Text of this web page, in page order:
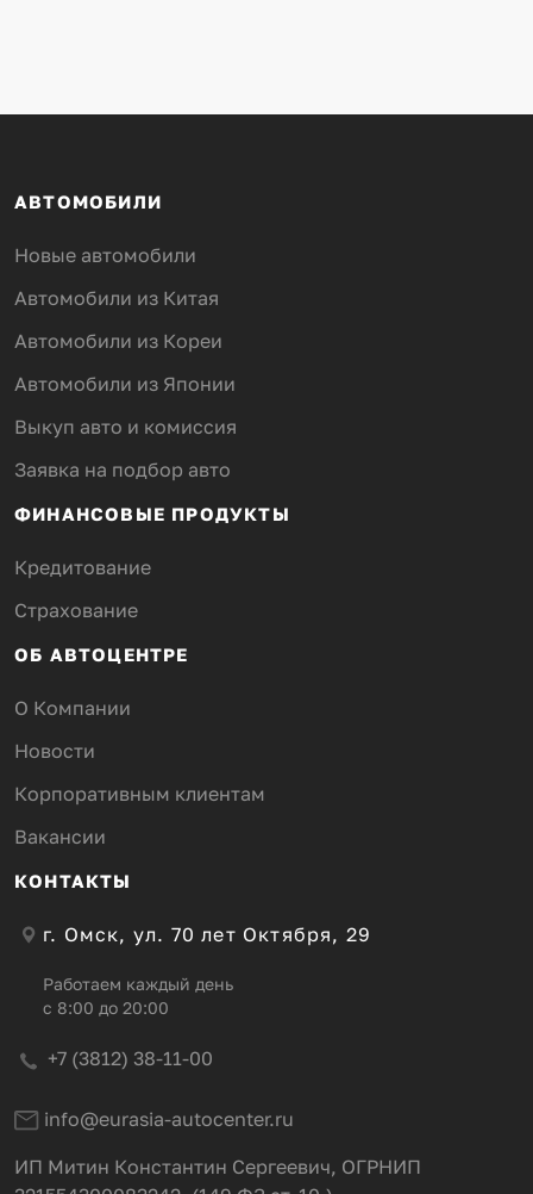
АВТОМОБИЛИ
Новые автомобили
Автомобили из Китая
Автомобили из Кореи
Автомобили из Японии
Выкуп авто и комиссия
Заявка на подбор авто
ФИНАНСОВЫЕ ПРОДУКТЫ
Кредитование
Страхование
ОБ АВТОЦЕНТРЕ
О Компании
Новости
Корпоративным клиентам
Вакансии
КОНТАКТЫ
г. Омск, ул. 70 лет Октября, 29
Работаем каждый день
с 8:00 до 20:00
+7 (3812) 38-11-00
info@eurasia-autocenter.ru
ИП Митин Константин Сергеевич, ОГРНИП